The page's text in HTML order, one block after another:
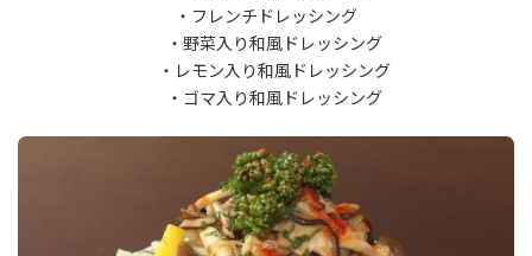
・フレンチドレッシング
・野菜入り和風ドレッシング
・レモン入り和風ドレッシング
・ゴマ入り和風ドレッシング